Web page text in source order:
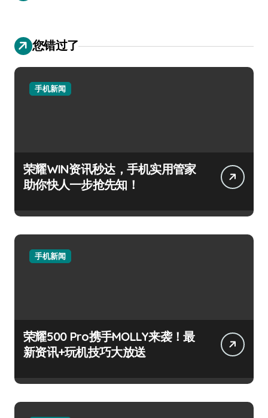
您错过了
手机新闻
荣耀WIN资讯秒达，手机实用管家
助你快人一步抢先知！
手机新闻
荣耀500 Pro携手MOLLY来袭！最
新资讯+玩机技巧大放送